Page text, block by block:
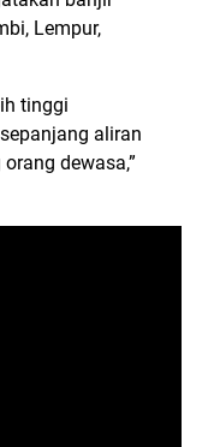
Lempur,
tinggi
aliran
dewasa,”